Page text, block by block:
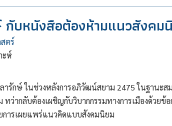
กับหนังสือต้องห้ามแนวสังคม
ตร์
ะห์
ลารักษ์ ในช่วงหลังการอภิวัฒน์สยาม 2475 ในฐานะ
ว่ากลับต้องเผชิญกับวิบากกรรมทางการเมืองด้วยข้
การเผยแพร่แนวคิดแบบสังคมนิยม